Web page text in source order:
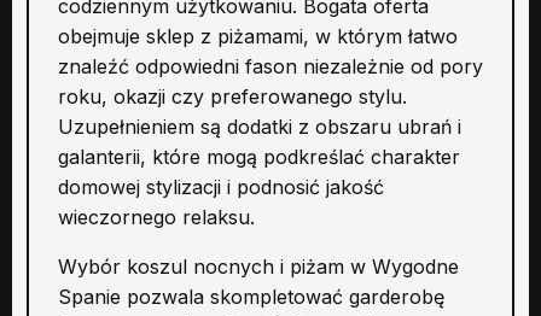
codziennym użytkowaniu. Bogata oferta
obejmuje sklep z piżamami, w którym łatwo
znaleźć odpowiedni fason niezależnie od pory
roku, okazji czy preferowanego stylu.
Uzupełnieniem są dodatki z obszaru ubrań i
galanterii, które mogą podkreślać charakter
domowej stylizacji i podnosić jakość
wieczornego relaksu.
Wybór koszul nocnych i piżam w Wygodne
Spanie pozwala skompletować garderobę